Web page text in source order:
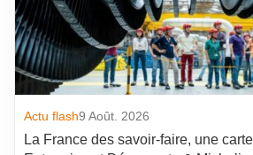
Actu flash9 Août. 2026
La France des savoir-faire, une